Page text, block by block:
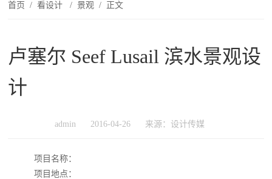
首页 /看设计 / 景观 / 正文
卢塞尔 Seef Lusail 滨水景观设
计
admin 2016-04-26 来源：设计传媒
项目名称：
项目地点：